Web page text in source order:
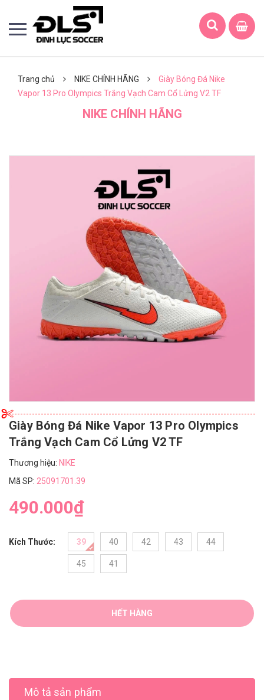
Trang chủ NIKE CHÍNH HÃNG
Giày Bóng Đá Nike
Vapor 13 Pro Olympics Trắng Vạch Cam Cổ Lửng V2 TF
NIKE CHÍNH HÃNG
Giày Bóng Đá Nike Vapor 13 Pro Olympics
Trắng Vạch Cam Cổ Lửng V2 TF
Thương hiệu: NIKE
Mã SP: 25091701.39
490.000₫
Kích Thước: 39 40 42 43 44
45 41
HẾT HÀNG
Mô tả sản phẩm